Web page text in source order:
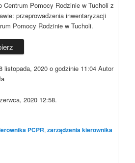
Centrum Pomocy Rodzinie w Tucholi z
przeprowadzenia inwentaryzacji
Pomocy Rodzinie w Tucholi.
listopada, 2020 o godzinie 11:04 Autor
2020 12:58.
PCPR,zarządzenia kierownika